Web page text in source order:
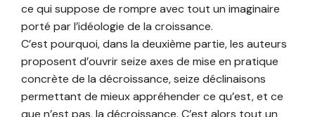
ce qui suppose de rompre avec tout un imaginaire
porté par l’idéologie de la croissance.
C’est pourquoi, dans la deuxième partie, les auteurs
proposent d’ouvrir seize axes de mise en pratique
concrète de la décroissance, seize déclinaisons
permettant de mieux appréhender ce qu’est, et ce
que n’est pas, la décroissance. C’est alors tout un